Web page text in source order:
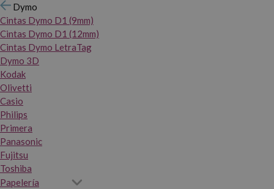
Dymo
Cintas Dymo D1 (9mm)
Cintas Dymo D1 (12mm)
Cintas Dymo LetraTag
Dymo 3D
Kodak
Olivetti
Casio
Philips
Primera
Panasonic
Fujitsu
Toshiba
Papelería